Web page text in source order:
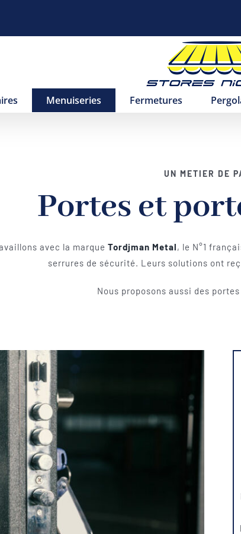
Menuiseries Fermetures
UN METIER DE
Portes et
avec la marque Tordjman Metal, le N°1
serrures de sécurité. Leurs solutions ont
Nous proposons aussi des